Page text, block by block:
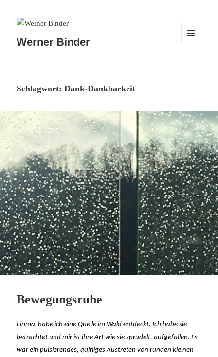
Werner Binder
Schlagwort:Dank-Dankbarkeit
Bewegungsruhe
Einmal habe ich eine Quelle im Wald entdeckt. Ich habe sie
betrachtet und mir ist ihre Art wie sie sprudelt, aufgefallen. Es
war ein pulsierendes, quirliges Austreten von runden kleinen